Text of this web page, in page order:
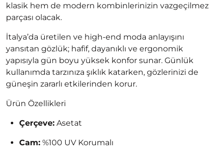
klasik hem de modern kombinlerinizin vazgeçilmez
parçası olacak.
İtalya’da üretilen ve high-end moda anlayışını
yansıtan gözlük; hafif, dayanıklı ve ergonomik
yapısıyla gün boyu yüksek konfor sunar. Günlük
kullanımda tarzınıza şıklık katarken, gözlerinizi de
güneşin zararlı etkilerinden korur.
Ürün Özellikleri
Çerçeve: Asetat
Cam: %100 UV Korumalı